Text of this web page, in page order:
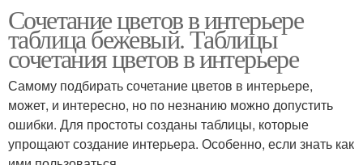
Сочетание цветов в интерьере
таблица бежевый. Таблицы
сочетания цветов в интерьере
Самому подбирать сочетание цветов в интерьере,
может, и интересно, но по незнанию можно допустить
ошибки. Для простоты созданы таблицы, которые
упрощают создание интерьера. Особенно, если знать как